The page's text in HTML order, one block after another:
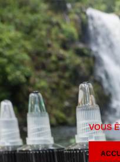
VOUS